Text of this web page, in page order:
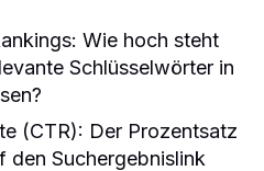
Wie hoch steht
Schlüsselwörter in
(CTR): Der Prozentsatz
den Suchergebnislink